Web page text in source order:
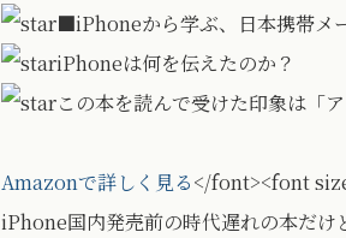
■iPhoneから学ぶ、日本携帯メ
iPhoneは何を伝えたのか？
この本を読んで受けた印象は「
Amazonで詳しく見る</font><font
iPhone国内発売前の時代遅れの本だけ